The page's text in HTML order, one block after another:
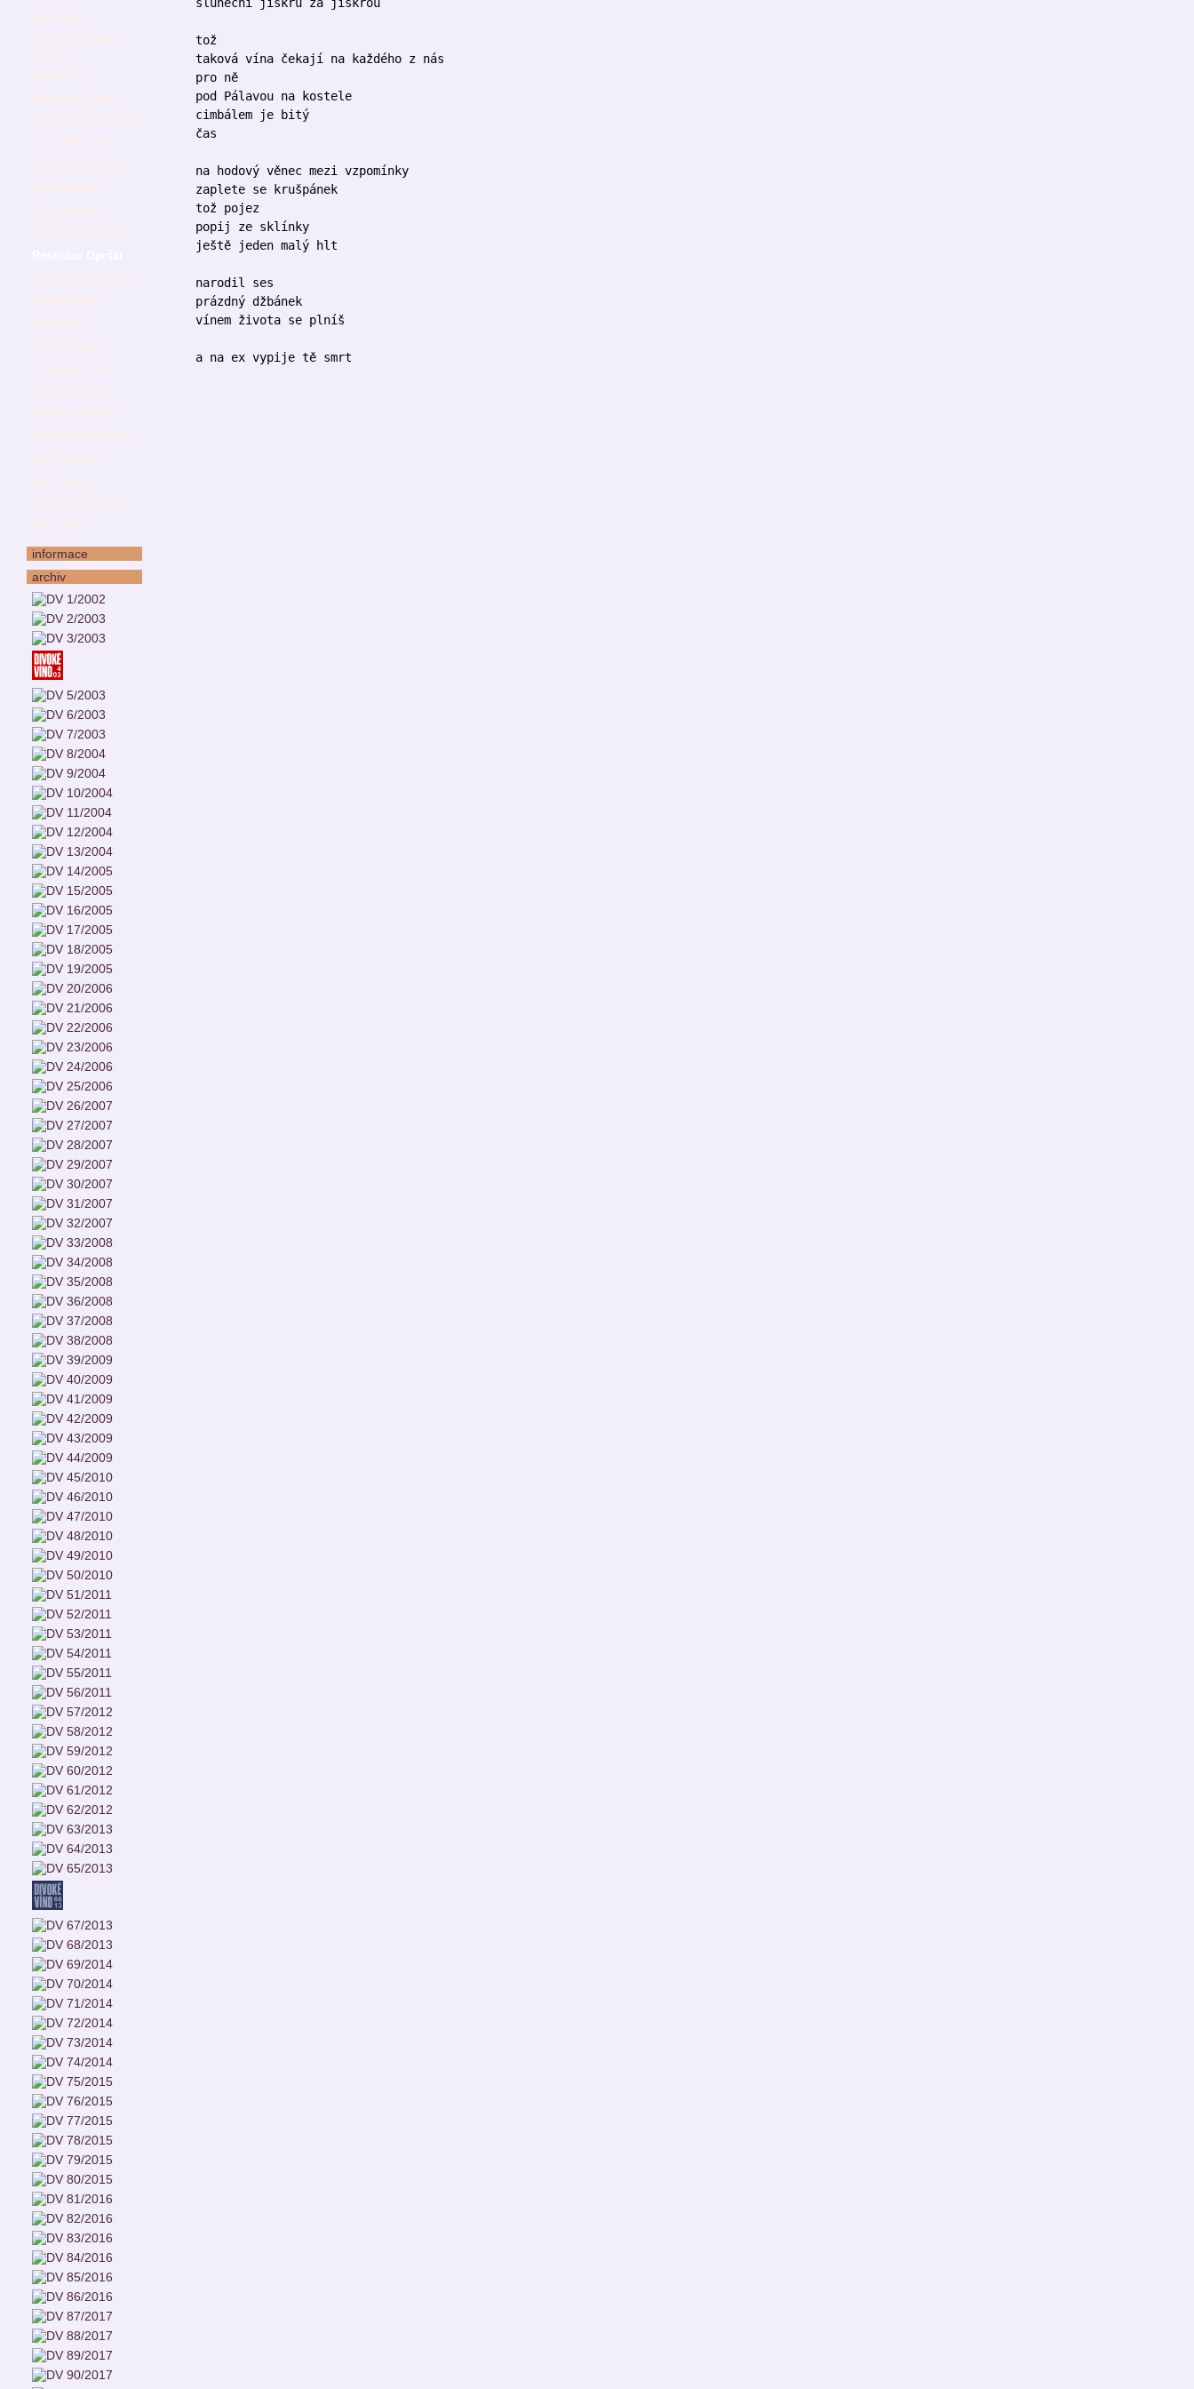
informace
archiv
tož
taková vína čekají na každého z nás
pro ně
pod Pálavou na kostele
cimbálem je bitý
čas
na hodový věnec mezi vzpomínky
zaplete se krušpánek
tož pojez
popij ze sklínky
ještě jeden malý hlt
narodil ses
prázdný džbánek
vínem života se plníš
a na ex vypije tě smrt